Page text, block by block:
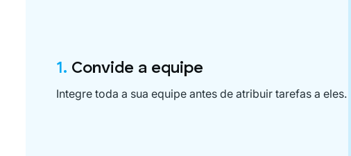
1. Convide a equipe
Integre toda a sua equipe antes de atribuir tarefas a eles.